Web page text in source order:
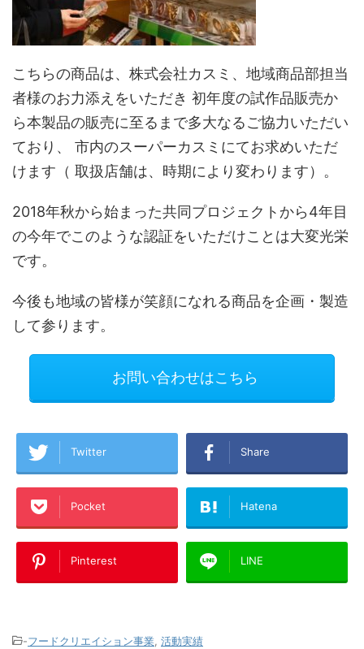
こちらの商品は、株式会社カスミ、地域商品部担当
者様のお力添えをいただき 初年度の試作品販売か
ら本製品の販売に至るまで多大なるご協力いただい
ており、 市内のスーパーカスミにてお求めいただ
けます（ 取扱店舗は、時期により変わります）。
2018年秋から始まった共同プロジェクトから4年目
の今年でこのような認証をいただけことは大変光栄
です。
今後も地域の皆様が笑顔になれる商品を企画・製造
して参ります。
お問い合わせはこちら
Twitter Share
Pocket Hatena
Pinterest LINE
-フードクリエイション事業, 活動実績